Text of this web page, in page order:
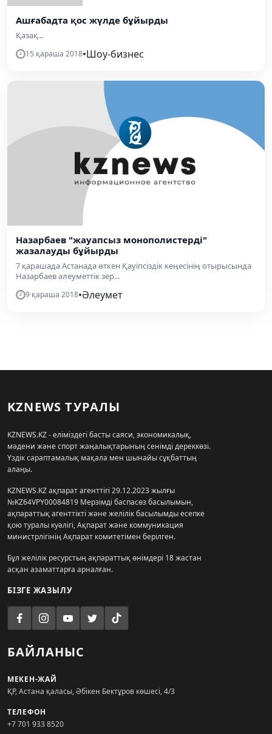
Ашғабадта қос жүлде бұйырды
Қазақ...
15 қараша 2018•Шоу-бизнес
Назарбаев "жауапсыз монополистерді"
жазалауды бұйырды
7 қарашада Астанада өткен Қауіпсіздік кеңесінің отырысында
Назарбаев әлеуметтік зер...
9 қараша 2018•Әлеумет
KZNEWS ТУРАЛЫ
KZNEWS.KZ - еліміздегі басты саяси, экономикалық,
мәдени және спорт жаңалықтарының сенімді дереккөзі.
Үздік сараптамалық мақала мен шынайы сұқбаттың
алаңы.
KZNEWS.KZ ақпарат агенттігі 29.12.2023 жылғы
№KZ64VPY00084819 Мерзімді баспасөз басылымын,
ақпараттық агенттікті және желілік басылымды есепке
қою туралы куәлігі, Ақпарат және коммуникация
министрлігінің Ақпарат комитетімен берілген.
Бұл желілік ресурстың ақпараттық өнімдері 18 жастан
асқан азаматтарға арналған.
БІЗГЕ ЖАЗЫЛУ
БАЙЛАНЫС
МЕКЕН-ЖАЙ
ҚР, Астана қаласы, Әбікен Бектұров көшесі, 4/3
ТЕЛЕФОН
+7 701 933 8520